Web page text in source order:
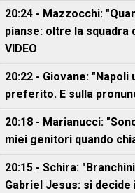
20:24 - Mazzocchi:
pianse: oltre la squadra
VIDEO
20:22 - Giovane:
preferito. E sulla
20:18 - Marianucci:
miei genitori quando
20:15 - Schira:
Gabriel Jesus: si